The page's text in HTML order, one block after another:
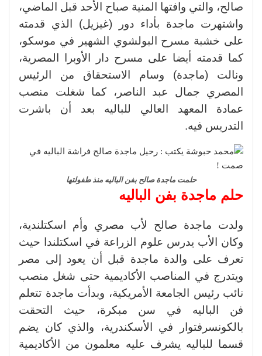
صالح، والتي وافتها المنية صباح الأحد قبل الماضي،
واشتهرت ماجدة بأداء دور (غيزيل) الذي قدمته
على خشبة مسرح البولشوي الشهير في موسكو،
كما قدمته أيضا على مسرح دار الأوبرا المصرية،
ونالت (ماجدة) وسام الاستحقاق من الرئيس
المصري جمال عبد الناصر، كما شغلت منصب
عمادة المعهد العالي للباليه بعد أن باشرت
التدريس فيه.
حلمت ماجدة صالح بفن الباليه منذ طفولتها
حلم ماجدة بفن الباليه
ولدت ماجدة صالح لأب مصري وأم اسكتلندية،
وكان الأب يدرس علوم الزراعة في اسكتلندا حيث
تعرف على والدة ماجدة قبل أن يعود إلى مصر
ويتدرج في المناصب الأكاديمية حتى شغل منصب
نائب رئيس الجامعة الأمريكية، وبدأت ماجدة تتعلم
فن الباليه في سن مبكرة، حيث التحقت
بالكونسرفتوار في الأسكندرية، والذي كان يضم
قسما للباليه يشرف عليه معلمون من الأكاديمية